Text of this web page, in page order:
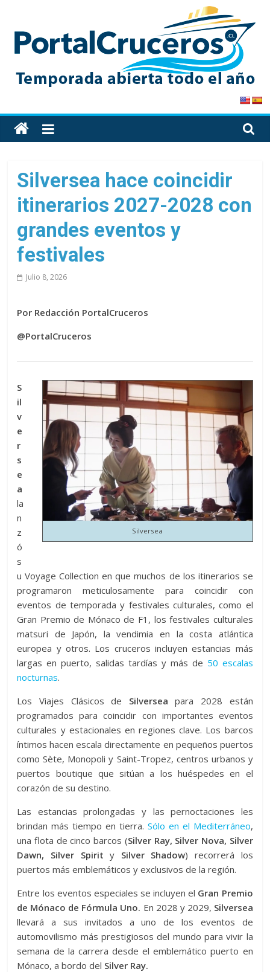
content
PortalCruceros
Toda
la
de
cruceros
en
un
solo
sitio
Silversea hace coincidir
itinerarios 2027-2028 con
grandes eventos y
festivales
Julio 8, 2026
Por Redacción PortalCruceros
@PortalCruceros
Silversea
S
il
v
e
r
s
e
a
la
n
z
ó
s
u Voyage Collection en que muchos de los itinerarios se
programaron meticulosamente para coincidir con
eventos de temporada y festivales culturales, como el
Gran Premio de Mónaco de F1, los festivales culturales
matsuri de Japón, la vendimia en la costa atlántica
europea y otros. Los cruceros incluyen estancias más
largas en puerto, salidas tardías y más de 50 escalas
nocturnas.
Los Viajes Clásicos de Silversea para 2028 están
programados para coincidir con importantes eventos
culturales y estacionales en regiones clave. Los barcos
íntimos hacen escala directamente en pequeños puertos
como Sète, Monopoli y Saint-Tropez, centros urbanos y
puertos boutique que sitúan a los huéspedes en el
corazón de su destino.
Las estancias prolongadas y las pernoctaciones les
brindan más tiempo en tierra. Sólo en el Mediterráneo,
una flota de cinco barcos (Silver Ray, Silver Nova, Silver
Dawn, Silver Spirit y Silver Shadow) recorrerá los
puertos más emblemáticos y exclusivos de la región.
Entre los eventos especiales se incluyen el Gran Premio
de Mónaco de Fórmula Uno. En 2028 y 2029, Silversea
llevará a sus invitados a uno de los eventos de
automovilismo más prestigiosos del mundo para vivir la
semana de la carrera desde el emblemático puerto en
Mónaco, a bordo del Silver Ray.